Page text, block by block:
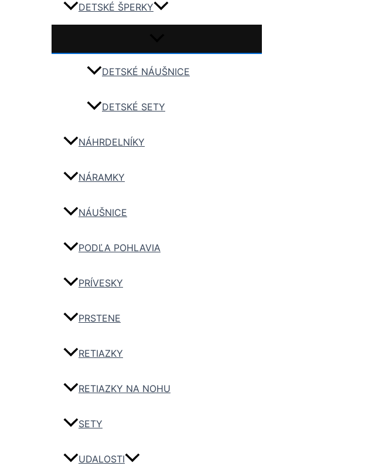
DETSKÉ ŠPERKY
DETSKÉ NÁUŠNICE
DETSKÉ SETY
NÁHRDELNÍKY
NÁRAMKY
NÁUŠNICE
PODĽA POHLAVIA
PRÍVESKY
PRSTENE
RETIAZKY
RETIAZKY NA NOHU
SETY
UDALOSTI